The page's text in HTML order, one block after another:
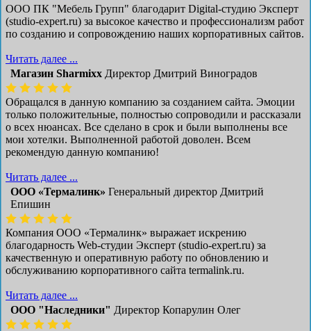
ООО ПК "Мебель Групп" благодарит Digital-студию Эксперт
(studio-expert.ru) за высокое качество и профессионализм работ
по созданию и сопровождению наших корпоративных сайтов.
Читать далее ...
Магазин Sharmixx Директор Дмитрий Виноградов
Обращался в данную компанию за созданием сайта. Эмоции
только положительные, полностью сопроводили и рассказали
о всех нюансах. Все сделано в срок и были выполнены все
мои хотелки. Выполненной работой доволен. Всем
рекомендую данную компанию!
Читать далее ...
ООО «Термалинк» Генеральный директор Дмитрий
Епишин
Компания ООО «Термалинк» выражает искрению
благодарность Web-студии Эксперт (studio-expert.ru) за
качественную и оперативную работу по обновлению и
обслуживанию корпоративного сайта termalink.ru.
Читать далее ...
ООО "Наследники" Директор Копарулин Олег